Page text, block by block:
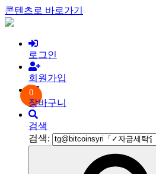
콘텐츠로 바로가기
로그인
회원가입
0
장바구니
검색
검색: